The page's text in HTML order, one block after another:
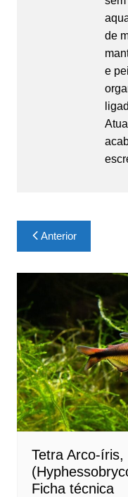
de
e
Navegação
de
Post
Anterior
Tetra Arco-
Ficha técnica